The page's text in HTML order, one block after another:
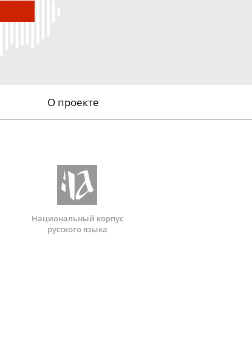
О проекте
Национальный корпус
русского языка